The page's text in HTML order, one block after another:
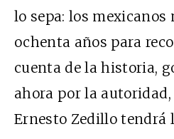
lo sepa: los mexicanos
ochenta años para
cuenta de la historia,
ahora por la autoridad,
Ernesto Zedillo tendrá